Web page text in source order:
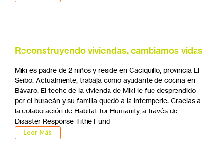
Reconstruyendo viviendas, cambiamos vidas
Miki es padre de 2 niños y reside en Caciquillo, provincia El
Seibo. Actualmente, trabaja como ayudante de cocina en
Bávaro. El techo de la vivienda de Miki le fue desprendido
por el huracán y su familia quedó a la intemperie. Gracias a
la colaboración de Habitat for Humanity, a través de
Disaster Response Tithe Fund
Leer Más